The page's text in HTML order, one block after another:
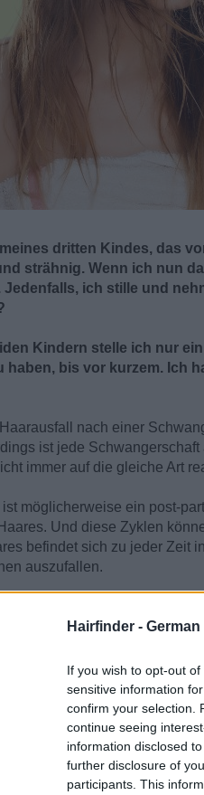
Hairfinder - German
If you wish to opt-out
sensitive information
confirm your selection.
continue seeing
information disclosed
further disclosure of
participants. This
dritten Kindes, das
strähnig. Wenn ich nun
Jedenfalls, ich stille und
Kindern stelle ich nur
haben, bis vor kurzem. Ich
nach einer
ist jede
immer auf die gleiche Art
möglicherweise ein post-
Und diese Zyklen
befindet sich zu jeder Zeit
auszufallen.
ist und sogar einige Zeit
verlängert. Wenn das
die Haare, die bereits
es, als würden mehr Haare
dieser Art können
Lebenszyklus übergehen.
alles einfach mit Timing
eine Rolle spielen, da